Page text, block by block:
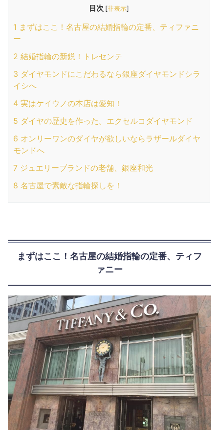
目次 [非表示]
1 まずはここ！名古屋の結婚指輪の定番、ティファニ
ー
2 結婚指輪の新鋭！トレセンテ
3 ダイヤモンドにこだわるなら銀座ダイヤモンドシラ
イシへ
4 実はケイウノの本店は愛知！
5 ダイヤの歴史を作った。エクセルコダイヤモンド
6 オンリーワンのダイヤが欲しいならラザールダイヤ
モンドへ
7 ジュエリーブランドの老舗、銀座和光
8 名古屋で素敵な指輪探しを！
まずはここ！名古屋の結婚指輪の定番、ティフ
ァニー